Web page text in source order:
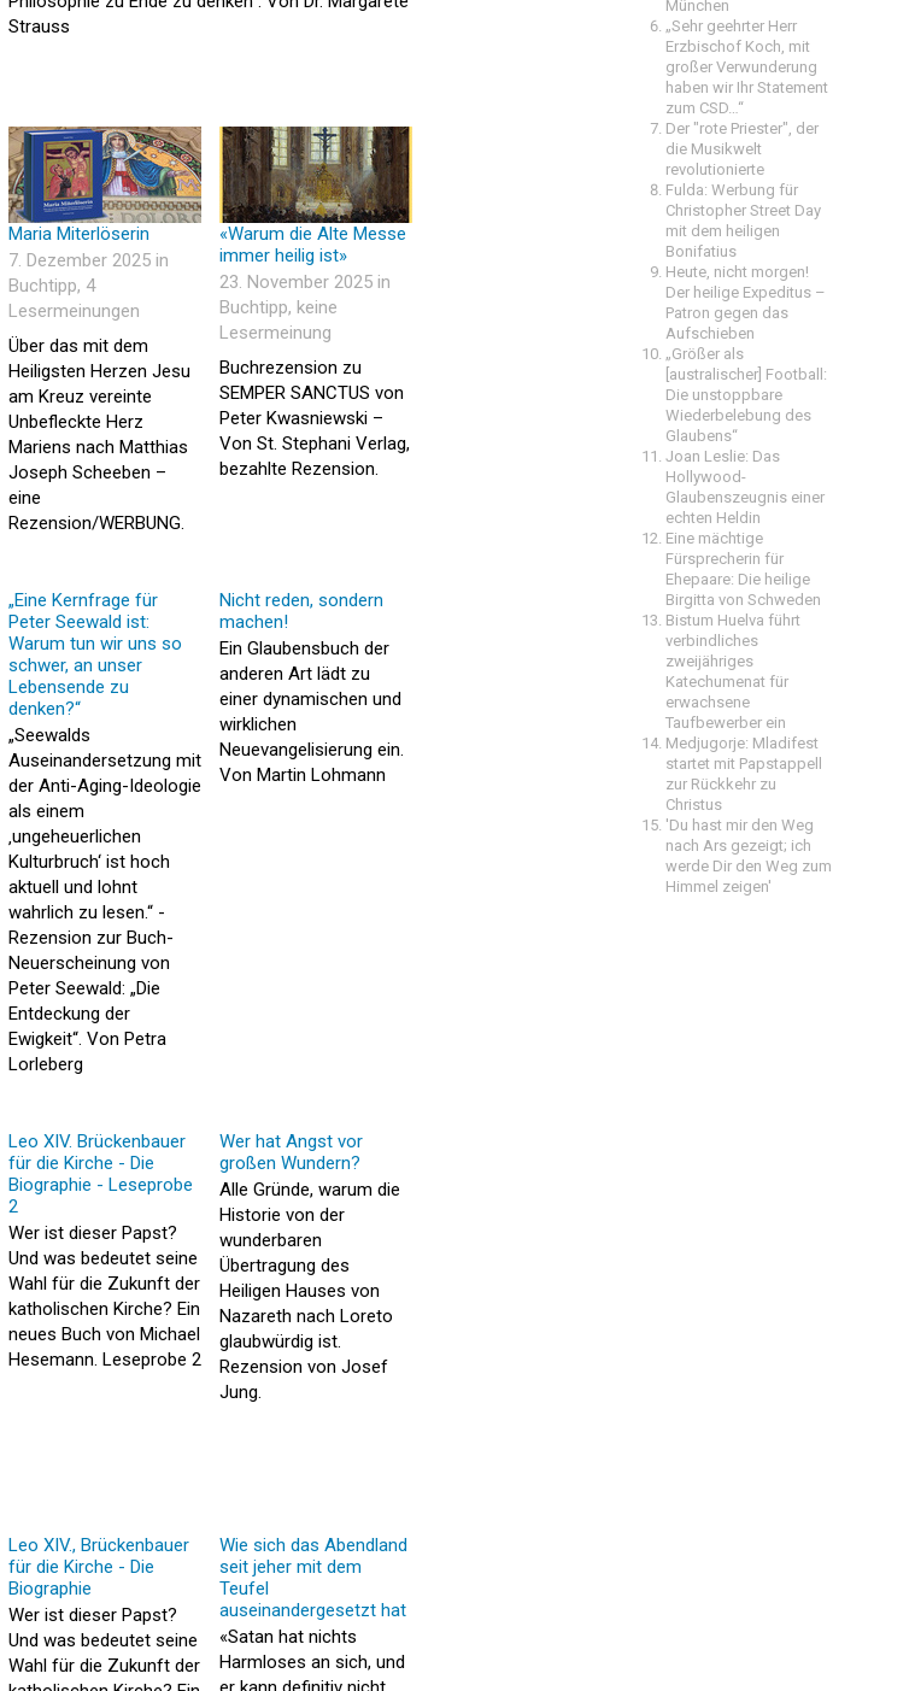
München
„Sehr geehrter Herr
Erzbischof Koch, mit
großer Verwunderung
haben wir Ihr Statement
zum CSD…“
Der "rote Priester", der
die Musikwelt
revolutionierte
Fulda: Werbung für
Christopher Street Day
mit dem heiligen
Bonifatius
Heute, nicht morgen!
Der heilige Expeditus –
Patron gegen das
Aufschieben
„Größer als
[australischer] Football:
Die unstoppbare
Wiederbelebung des
Glaubens“
Joan Leslie: Das
Hollywood-
Glaubenszeugnis einer
echten Heldin
Eine mächtige
Fürsprecherin für
Ehepaare: Die heilige
Birgitta von Schweden
Bistum Huelva führt
verbindliches
zweijähriges
Katechumenat für
erwachsene
Taufbewerber ein
Medjugorje: Mladifest
startet mit Papstappell
zur Rückkehr zu
Christus
'Du hast mir den Weg
nach Ars gezeigt; ich
werde Dir den Weg zum
Himmel zeigen'
Strauss
Maria Miterlöserin
7. Dezember 2025 in
Buchtipp, 4
Lesermeinungen
Über das mit dem
Heiligsten Herzen Jesu
am Kreuz vereinte
Unbefleckte Herz
Mariens nach Matthias
Joseph Scheeben –
eine
Rezension/WERBUNG.
«Warum die Alte Messe
immer heilig ist»
23. November 2025 in
Buchtipp, keine
Lesermeinung
Buchrezension zu
SEMPER SANCTUS von
Peter Kwasniewski –
Von St. Stephani Verlag,
bezahlte Rezension.
„Eine Kernfrage für
Peter Seewald ist:
Warum tun wir uns so
schwer, an unser
Lebensende zu
denken?“
„Seewalds
Auseinandersetzung mit
der Anti-Aging-Ideologie
als einem
‚ungeheuerlichen
Kulturbruch‘ ist hoch
aktuell und lohnt
wahrlich zu lesen.“ -
Rezension zur Buch-
Neuerscheinung von
Peter Seewald: „Die
Entdeckung der
Ewigkeit“. Von Petra
Lorleberg
Nicht reden, sondern
machen!
Ein Glaubensbuch der
anderen Art lädt zu
einer dynamischen und
wirklichen
Neuevangelisierung ein.
Von Martin Lohmann
Leo XIV. Brückenbauer
für die Kirche - Die
Biographie - Leseprobe
2
Wer ist dieser Papst?
Und was bedeutet seine
Wahl für die Zukunft der
katholischen Kirche? Ein
neues Buch von Michael
Hesemann. Leseprobe 2
Wer hat Angst vor
großen Wundern?
Alle Gründe, warum die
Historie von der
wunderbaren
Übertragung des
Heiligen Hauses von
Nazareth nach Loreto
glaubwürdig ist.
Rezension von Josef
Jung.
Leo XIV., Brückenbauer
für die Kirche - Die
Biographie
Wer ist dieser Papst?
Und was bedeutet seine
Wahl für die Zukunft der
Wie sich das Abendland
seit jeher mit dem
Teufel
auseinandergesetzt hat
«Satan hat nichts
Harmloses an sich, und